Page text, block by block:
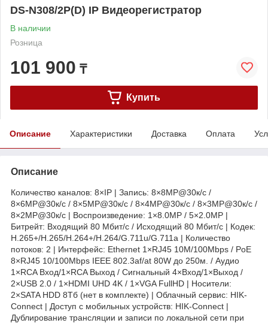
DS-N308/2P(D) IP Видеорегистратор
В наличии
Розница
101 900 ₸
Купить
Описание Характеристики Доставка Оплата
Описание
Количество каналов: 8×IP | Запись: 8×8MP@30к/с /
8×6MP@30к/с / 8×5MP@30к/с / 8×4MP@30к/с / 8×3MP@30к/с /
8×2MP@30к/с | Воспроизведение: 1×8.0MP / 5×2.0MP |
Битрейт: Входящий 80 Мбит/с / Исходящий 80 Мбит/с | Кодек:
H.265+/H.265/H.264+/H.264/G.711u/G.711a | Количество
потоков: 2 | Интерфейс: Ethernet 1×RJ45 10M/100Mbps / PoE
8×RJ45 10/100Mbps IEEE 802.3af/at 80W до 250м. / Аудио
1×RCA Вход/1×RCA Выход / Сигнальный 4×Вход/1×Выход /
2×USB 2.0 / 1×HDMI UHD 4K / 1×VGA FullHD | Носители:
2×SATA HDD 8Тб (нет в комплекте) | Облачный сервис: HIK-
Connect | Доступ с мобильных устройств: HIK-Connect |
Дублирование трансляции и записи по локальной сети при